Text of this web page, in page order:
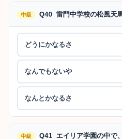
中級 Q40 雷門中学校の松風天
どうにかなるさ
なんでもないや
なんとかなるさ
中級
Q41 エイリア学園の中で